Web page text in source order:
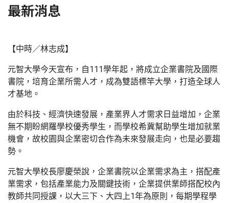
最新消息
【中時／林志成】
元智大學今天宣布，自111學年起，將成立企業書院及國際
書院，培育企業所需人才，成為雙語標竿大學，打造全球人
才基地。
由於科技、經濟快速發展，產業界人才需求日益增加，企業
無不期盼網羅學校優秀學生，而學校希冀幫助學生增加就業
機會，故校園與企業密切合作為未來發展走向，也是必要趨
勢。
元智大學校長廖慶榮說，企業書院以企業需求為主，搭配產
業需求，包括產業能力及關鍵技術，企業提供業師搭配校內
教師共同授課，以大三下、大四上1年為原則，每期學程學